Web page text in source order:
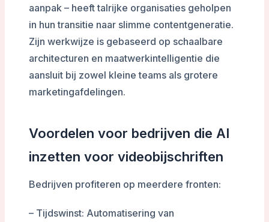
aanpak – heeft talrijke organisaties geholpen
in hun transitie naar slimme contentgeneratie.
Zijn werkwijze is gebaseerd op schaalbare
architecturen en maatwerkintelligentie die
aansluit bij zowel kleine teams als grotere
marketingafdelingen.
Voordelen voor bedrijven die AI
inzetten voor videobijschriften
Bedrijven profiteren op meerdere fronten:
– Tijdswinst: Automatisering van